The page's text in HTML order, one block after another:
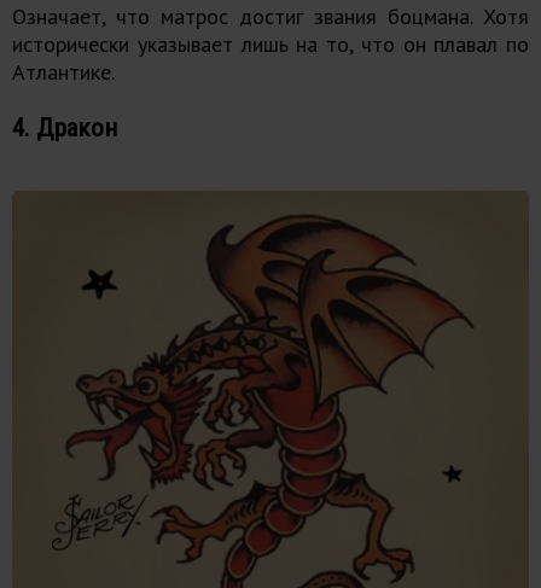
Означает, что матрос достиг звания боцмана. Хотя
исторически указывает лишь на то, что он плавал по
Атлантике.
4. Дракон